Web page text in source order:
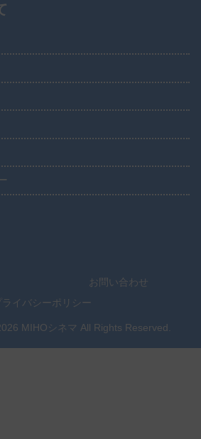
お問い合わせ
ライバシーポリシー
MIHOシネマ All Rights Reserved.